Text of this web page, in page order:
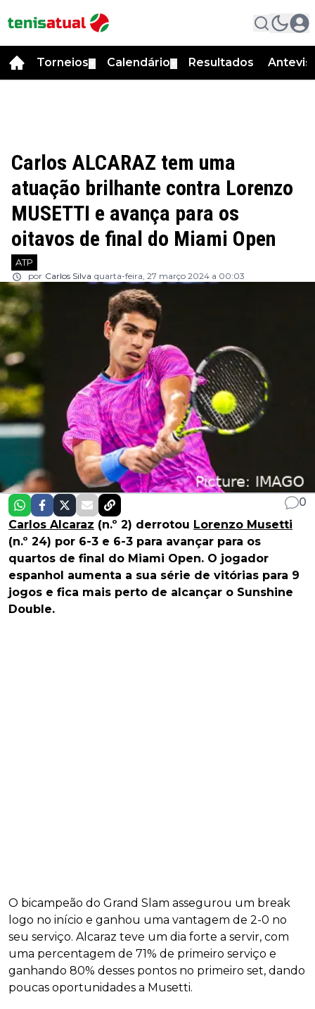
Torneios Calendário Resultados
Carlos ALCARAZ tem uma
atuação brilhante contra Lorenzo
MUSETTI e avança para os
oitavos de final do Miami Open
ATP
por Carlos Silva quarta-feira, 27 março 2024 a 00:03
0
Carlos Alcaraz (n.º 2) derrotou Lorenzo Musetti
(n.º 24) por 6-3 e 6-3 para avançar para os
quartos de final do Miami Open. O jogador
espanhol aumenta a sua série de vitórias para 9
jogos e fica mais perto de alcançar o Sunshine
Double.
O bicampeão do Grand Slam assegurou um break
logo no início e ganhou uma vantagem de 2-0 no
seu serviço. Alcaraz teve um dia forte a servir, com
uma percentagem de 71% de primeiro serviço e
ganhando 80% desses pontos no primeiro set, dando
poucas oportunidades a Musetti.